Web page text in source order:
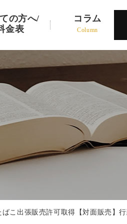
の方へ/
金表
コラム
Column
こ出張販売許可取得【対面販売】行